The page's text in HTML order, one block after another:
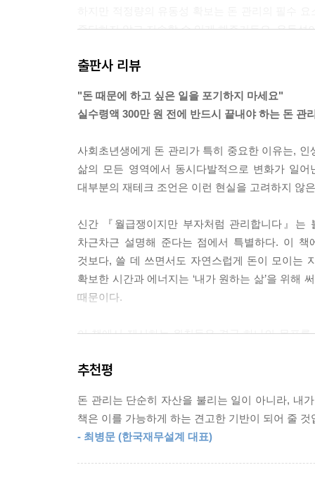
중단하지 않고 지속할 수 있게 해주거든요. 유동
피폐하게 만들면 안 돼요. 최적화의 목표는 ‘덜쓰
을 얻는 방향으로 접근해야 합니다. 현재와 미래
많은 사람들이 보험을 복잡하게 생각하지만, 사
(중략) 작은 손실은 자기 부담으로, 큰 손실은 보
--- p.135
자산 배분과 시간 분산을 결합하면 강력한 위험
하는 거예요. 이렇게 하면 특정 시점의 시장 상황
서 가장 중요한 것은 완벽한 타이밍을 잡는 것이
년 후 수익은 150만 원입니다. 물론 대단한 성과
반면 같은 기간 동안 자기계발에 집중해서 직무
효과가 발생합니다. 투자 수익의 2배에 해당하는
후 매해 지속적으로 영향을 미치거든요.
--- p.282
출판사 리뷰
"돈 때문에 하고 싶은 일을 포기하지 마세요"
실수령액 300만 원 전에 반드시 끝내야 하는 돈 관
사회초년생에게 돈 관리가 특히 중요한 이유는,
삶의 모든 영역에서 동시다발적으로 변화가 일
대부분의 재테크 조언은 이런 현실을 고려하지 않
신간 『월급쟁이지만 부자처럼 관리합니다』는
차근차근 설명해 준다는 점에서 특별하다. 이 책
것보다, 쓸 데 쓰면서도 자연스럽게 돈이 모이는
확보한 시간과 에너지는 ‘내가 원하는 삶’을 위해
때문이다.
이 책에서 제시하는 원칙들은 결국 하나의 목표
이 책은 인생의 큰 변화를 일으키는 책이다. 오늘
완벽하지 않아도 괜찮다. 중요한 것은 꾸준히 지
순간부터 이미 변화가 시작되었다는 사실을 느끼
추천평
돈 관리는 단순히 자산을 불리는 일이 아니라, 내
책은 이를 가능하게 하는 견고한 기반이 되어 줄 것
- 최병문 (한국재무설계 대표)